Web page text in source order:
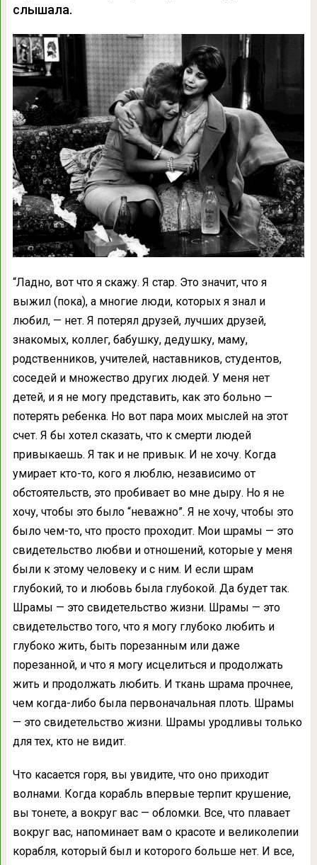
слышала.
“Ладно, вот что я скажу. Я стар. Это значит, что я
выжил (пока), а многие люди, которых я знал и
любил, — нет. Я потерял друзей, лучших друзей,
знакомых, коллег, бабушку, дедушку, маму,
родственников, учителей, наставников, студентов,
соседей и множество других людей. У меня нет
детей, и я не могу представить, как это больно —
потерять ребенка. Но вот пара моих мыслей на этот
счет. Я бы хотел сказать, что к смерти людей
привыкаешь. Я так и не привык. И не хочу. Когда
умирает кто-то, кого я люблю, независимо от
обстоятельств, это пробивает во мне дыру. Но я не
хочу, чтобы это было “неважно”. Я не хочу, чтобы это
было чем-то, что просто проходит. Мои шрамы — это
свидетельство любви и отношений, которые у меня
были к этому человеку и с ним. И если шрам
глубокий, то и любовь была глубокой. Да будет так.
Шрамы — это свидетельство жизни. Шрамы — это
свидетельство того, что я могу глубоко любить и
глубоко жить, быть порезанным или даже
порезанной, и что я могу исцелиться и продолжать
жить и продолжать любить. И ткань шрама прочнее,
чем когда-либо была первоначальная плоть. Шрамы
— это свидетельство жизни. Шрамы уродливы только
для тех, кто не видит.
Что касается горя, вы увидите, что оно приходит
волнами. Когда корабль впервые терпит крушение,
вы тонете, а вокруг вас — обломки. Все, что плавает
вокруг вас, напоминает вам о красоте и великолепии
корабля, который был и которого больше нет. И все,